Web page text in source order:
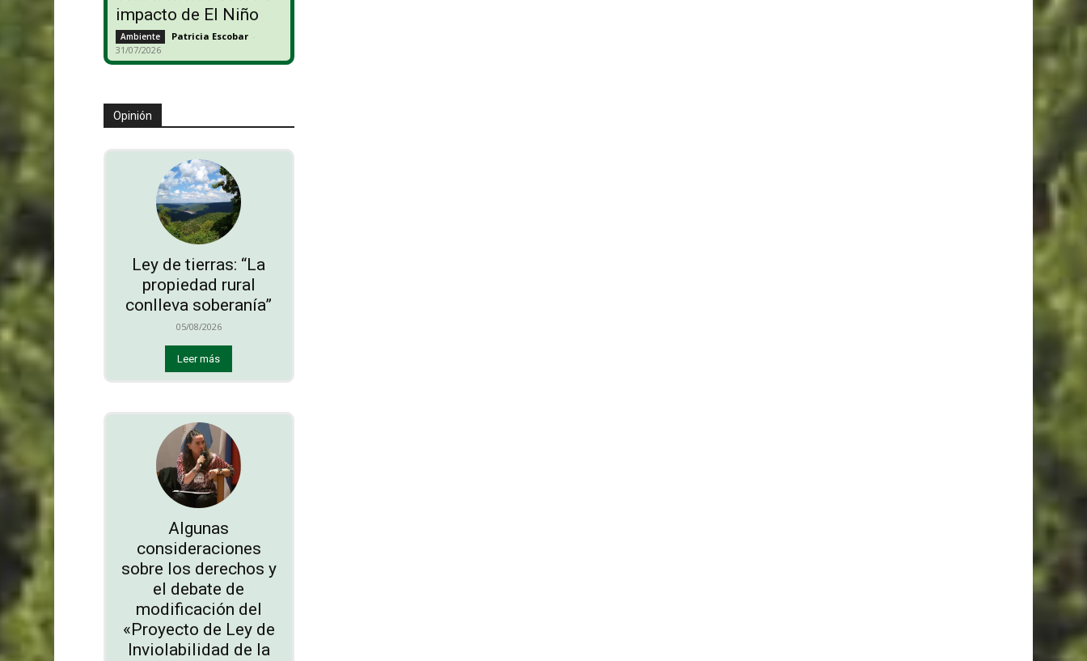
impacto de El Niño
Ambiente Patricia Escobar -
31/07/2026
Opinión
Ley de tierras: “La
propiedad rural
conlleva soberanía”
05/08/2026
Leer más
Algunas
consideraciones
sobre los derechos y
el debate de
modificación del
«Proyecto de Ley de
Inviolabilidad de la